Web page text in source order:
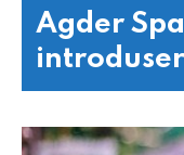
Agder